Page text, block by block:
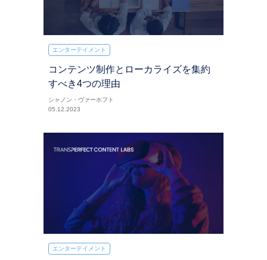
エンターテイメント
コンテンツ制作とローカライズを集約
すべき4つの理由
シャノン・ヴァーホフト
05.12.2023
エンターテイメント